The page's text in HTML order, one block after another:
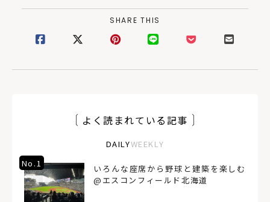
SHARE THIS
よく読まれている記事
DAILYWEEKLY
No.1
いろんな座席から野球と建築を楽しむ
@エスコンフィールド北海道